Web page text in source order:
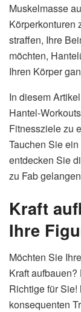
Muskelmasse
Körperkonturen
straffen, Ihre
möchten,
Ihren Körper
In diesem
Hantel-
Fitnessziele zu
Tauchen Sie
entdecken Sie
zu Fab
Kraft
Ihre
Möchten Sie
Kraft
Richtige für
konsequenten